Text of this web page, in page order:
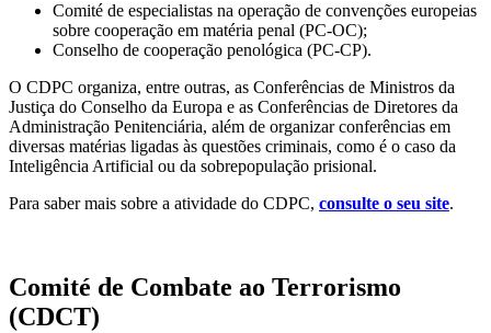
Comité de especialistas na operação de convenções europeias
sobre cooperação em matéria penal (PC-OC);
Conselho de cooperação penológica (PC-CP).
O CDPC organiza, entre outras, as Conferências de Ministros da
Justiça do Conselho da Europa e as Conferências de Diretores da
Administração Penitenciária, além de organizar conferências em
diversas matérias ligadas às questões criminais, como é o caso da
Inteligência Artificial ou da sobrepopulação prisional.
Para saber mais sobre a atividade do CDPC, consulte o seu site.
Comité de Combate ao Terrorismo
(CDCT)